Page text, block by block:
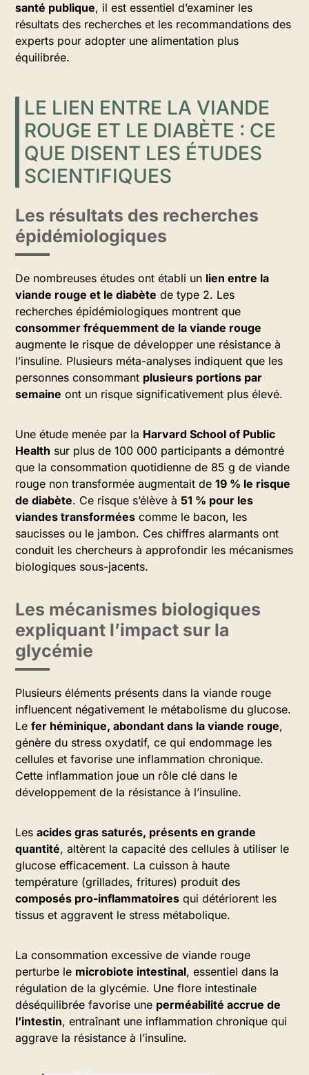
santé publique, il est essentiel d’examiner les
résultats des recherches et les recommandations des
experts pour adopter une alimentation plus
équilibrée.
LE LIEN ENTRE LA VIANDE
ROUGE ET LE DIABÈTE : CE
QUE DISENT LES ÉTUDES
SCIENTIFIQUES
Les résultats des recherches
épidémiologiques
De nombreuses études ont établi un lien entre la
viande rouge et le diabète de type 2. Les
recherches épidémiologiques montrent que
consommer fréquemment de la viande rouge
augmente le risque de développer une résistance à
l’insuline. Plusieurs méta-analyses indiquent que les
personnes consommant plusieurs portions par
semaine ont un risque significativement plus élevé.
Une étude menée par la Harvard School of Public
Health sur plus de 100 000 participants a démontré
que la consommation quotidienne de 85 g de viande
rouge non transformée augmentait de 19 % le risque
de diabète. Ce risque s’élève à 51 % pour les
viandes transformées comme le bacon, les
saucisses ou le jambon. Ces chiffres alarmants ont
conduit les chercheurs à approfondir les mécanismes
biologiques sous-jacents.
Les mécanismes biologiques
expliquant l’impact sur la
glycémie
Plusieurs éléments présents dans la viande rouge
influencent négativement le métabolisme du glucose.
Le fer héminique, abondant dans la viande rouge,
génère du stress oxydatif, ce qui endommage les
cellules et favorise une inflammation chronique.
Cette inflammation joue un rôle clé dans le
développement de la résistance à l’insuline.
Les acides gras saturés, présents en grande
quantité, altèrent la capacité des cellules à utiliser le
glucose efficacement. La cuisson à haute
température (grillades, fritures) produit des
composés pro-inflammatoires qui détériorent les
tissus et aggravent le stress métabolique.
La consommation excessive de viande rouge
perturbe le microbiote intestinal, essentiel dans la
régulation de la glycémie. Une flore intestinale
déséquilibrée favorise une perméabilité accrue de
l’intestin, entraînant une inflammation chronique qui
aggrave la résistance à l’insuline.